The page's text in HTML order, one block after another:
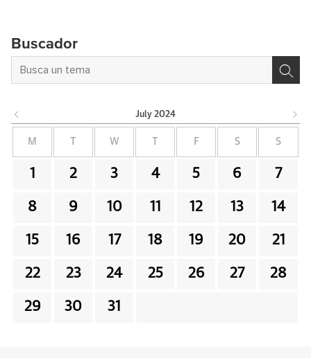
Buscador
July 2024
M W F S S
1 2 3 4 5 6 7
8 9 10 11 12 13 14
15 16 17 18 19 20 21
22 23 24 25 26 27 28
29 30 31